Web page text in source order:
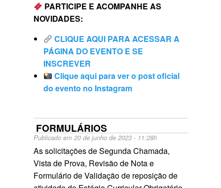
PARTICIPE E ACOMPANHE AS
NOVIDADES:
CLIQUE AQUI PARA ACESSAR A
PÁGINA DO EVENTO E SE
INSCREVER
Clique aqui para ver o post oficial
do evento no Instagram
FORMULÁRIOS
Publicado em 20 de junho de 2023 - 11:28h
As solicitações de Segunda Chamada,
Vista de Prova, Revisão de Nota e
Formulário de Validação de reposição de